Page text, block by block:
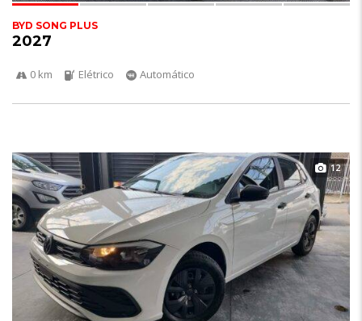
BYD SONG PLUS
2027
0 km Elétrico Automático
12